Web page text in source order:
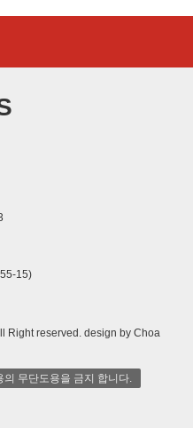
15)
Right reserved. design by Choa
무단도용을 금지 합니다.